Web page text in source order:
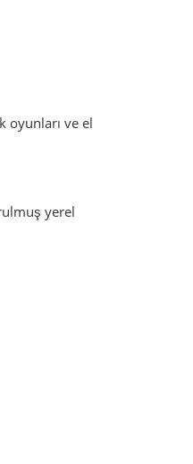
oyunları ve el
yerel